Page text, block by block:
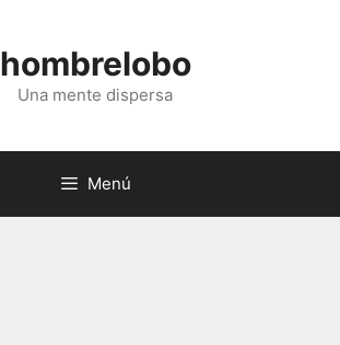
hombrelobo
Una mente dispersa
Menú